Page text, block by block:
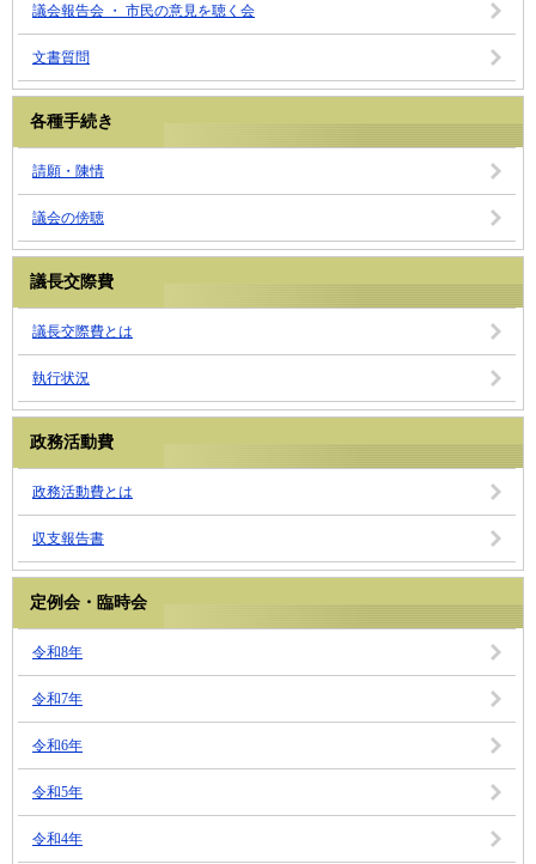
議会報告会 ・ 市民の意見を聴く会
文書質問
各種手続き
請願・陳情
議会の傍聴
議長交際費
議長交際費とは
執行状況
政務活動費
政務活動費とは
収支報告書
定例会・臨時会
令和8年
令和7年
令和6年
令和5年
令和4年